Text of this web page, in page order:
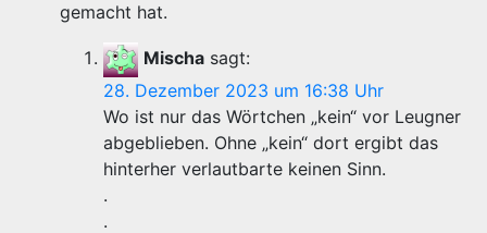
gemacht hat.
Mischa sagt:
28. Dezember 2023 um 16:38 Uhr
Wo ist nur das Wörtchen „kein“ vor Leugner
abgeblieben. Ohne „kein“ dort ergibt das
hinterher verlautbarte keinen Sinn.
.
.